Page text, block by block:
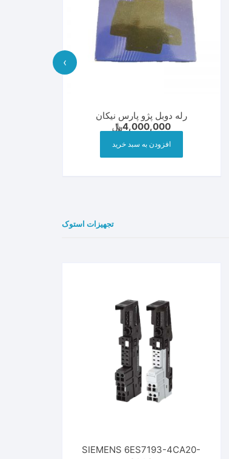
رله دوبل پژو پارس نیکان
4,000,000﷼
افزودن به سبد خرید
›
تجهیزات استوک
SIEMENS 6ES7193-4CA20-